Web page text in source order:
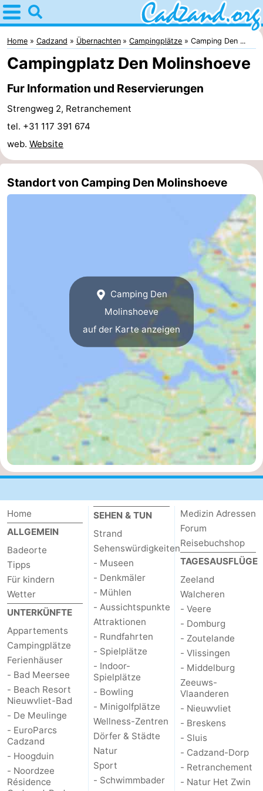
Home
Cadzand
Tipps
Für
Appartements
Ferienhäuser
Résidence
Cadzand-
Bad
Nieuwvliet-
Bad
Schoneveld
-
Strand
Nieuwvliet-
-
Zonneweelde
-
Lastminutes
Strand
&
tun
-
Museen
-
Denkmäler
-
Mühlen
-
Aussichtspunkte
Attraktionen
-
Home Cadzand Übernachten Campingplätze Camping Den ...
Campingplatz Den Molinshoeve
Fur Information und Reservierungen
Strengweg 2, Retranchement
tel. +31 117 391 674
web. Website
Standort von Camping Den Molinshoeve
Camping Den
Molinshoeve
auf der Karte anzeigen
Home
ALLGEMEIN
Badeorte
Tipps
Für kindern
Wetter
UNTERKÜNFTE
Appartements
Campingplätze
Ferienhäuser
- Bad Meersee
- Beach Resort
Nieuwvliet-Bad
- De Meulinge
- EuroParcs
Cadzand
- Hoogduin
- Noordzee
Résidence
SEHEN & TUN
Strand
Sehenswürdigkeiten
- Museen
- Denkmäler
- Mühlen
- Aussichtspunkte
Attraktionen
- Rundfahrten
- Spielplätze
- Indoor-
Spielplätze
- Bowling
- Minigolfplätze
Wellness-Zentren
Dörfer & Städte
Natur
Sport
- Schwimmbader
Medizin Adressen
Forum
Reisebuchshop
TAGESAUSFLÜGE
Zeeland
Walcheren
- Veere
- Domburg
- Zoutelande
- Vlissingen
- Middelburg
Zeeuws-
Vlaanderen
- Nieuwvliet
- Breskens
- Sluis
- Cadzand-Dorp
- Retranchement
- Natur Het Zwin